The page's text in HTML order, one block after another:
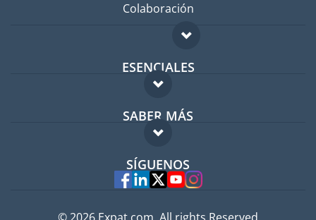
Colaboración
ESENCIALES
Foro para expatriados
Guía para expatriados
Trabajos en el extranjero
SABER MÁS
FAQ
Expertos
SÍGUENOS